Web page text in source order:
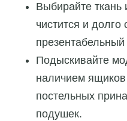
Выбирайте ткань
чистится и долго
Подыскивайте
наличием
постельных
подушек.